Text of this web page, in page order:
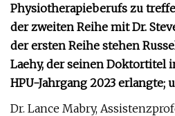
Physiotherapieberufs zu
der zweiten Reihe mit Dr.
der ersten Reihe stehen
Laehy, der seinen Doktortitel
HPU-Jahrgang 2023 erlangte;
Dr. Lance Mabry,